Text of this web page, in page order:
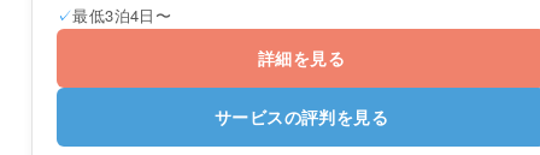
最低3泊4日〜
詳細を見る
サービスの評判を見る